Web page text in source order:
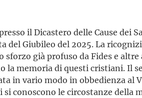
il Dicastero delle Cause dei
del Giubileo del 2025. La
già profuso da Fides e altre
la memoria di questi cristiani. Il
in vario modo in obbedienza al
conoscono le circostanze della